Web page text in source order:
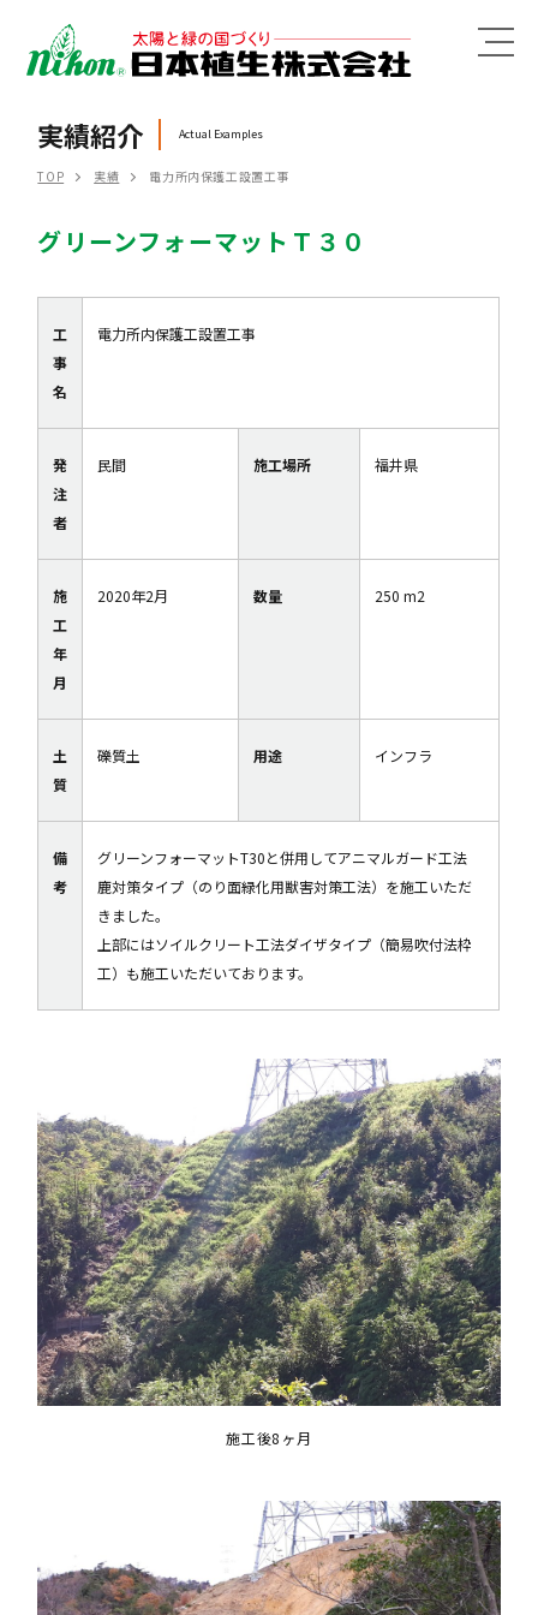
MENU
実績紹介 Actual Examples
TOP 実績 電力所内保護工設置工事
グリーンフォーマットＴ３０
工
事
名
電力所内保護工設置工事
発
注
者
民間 施工場所 福井県
施
工
年
月
2020年2月 数量 250 m2
土
質
礫質土 用途 インフラ
備
考
グリーンフォーマットT30と併用してアニマルガード工法
鹿対策タイプ（のり面緑化用獣害対策工法）を施工いただ
きました。
上部にはソイルクリート工法ダイザタイプ（簡易吹付法枠
工）も施工いただいております。
施工後8ヶ月